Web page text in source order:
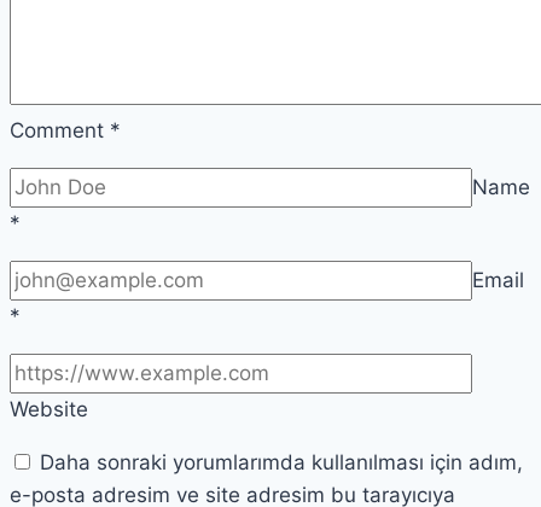
Comment *
Name
*
Email
*
Website
Daha sonraki yorumlarımda kullanılması için adım,
e-posta adresim ve site adresim bu tarayıcıya